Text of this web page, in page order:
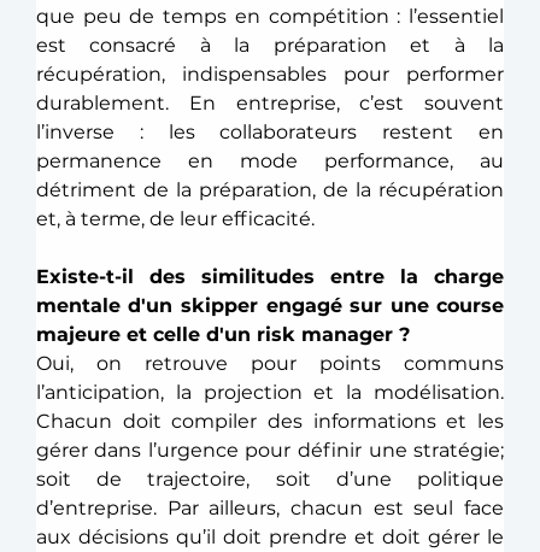
que peu de temps en compétition : l’essentiel
est consacré à la préparation et à la
récupération, indispensables pour performer
durablement. En entreprise, c’est souvent
l’inverse : les collaborateurs restent en
permanence en mode performance, au
détriment de la préparation, de la récupération
et, à terme, de leur efficacité.
Existe-t-il des similitudes entre la charge
mentale d'un skipper engagé sur une course
majeure et celle d'un risk manager ?
Oui, on retrouve pour points communs
l’anticipation, la projection et la modélisation.
Chacun doit compiler des informations et les
gérer dans l’urgence pour définir une stratégie;
soit de trajectoire, soit d’une politique
d’entreprise. Par ailleurs, chacun est seul face
aux décisions qu’il doit prendre et doit gérer le